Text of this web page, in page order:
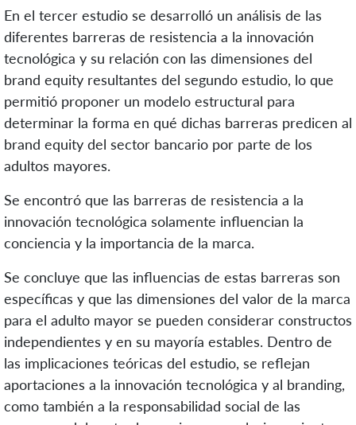
En el tercer estudio se desarrolló un análisis de las
diferentes barreras de resistencia a la innovación
tecnológica y su relación con las dimensiones del
brand equity resultantes del segundo estudio, lo que
permitió proponer un modelo estructural para
determinar la forma en qué dichas barreras predicen al
brand equity del sector bancario por parte de los
adultos mayores.
Se encontró que las barreras de resistencia a la
innovación tecnológica solamente influencian la
conciencia y la importancia de la marca.
Se concluye que las influencias de estas barreras son
específicas y que las dimensiones del valor de la marca
para el adulto mayor se pueden considerar constructos
independientes y en su mayoría estables. Dentro de
las implicaciones teóricas del estudio, se reflejan
aportaciones a la innovación tecnológica y al branding,
como también a la responsabilidad social de las